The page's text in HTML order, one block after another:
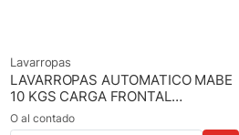
Lavarropas
LAVARROPAS AUTOMATICO MABE
10 KGS CARGA FRONTAL
INVERTER- CPH
O al contado